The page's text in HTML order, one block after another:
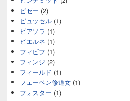
ビゼー (2)
ビュッセル (1)
ピアソラ (1)
ピエルネ (1)
フィビフ (1)
フィンジ (2)
フィールド (1)
フェーベン修道女 (1)
フォスター (1)